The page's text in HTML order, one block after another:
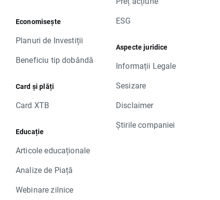
Economisește
Planuri de Investiții
Beneficiu tip dobândă
Card și plăți
Card XTB
Educație
Articole educaționale
Analize de Piață
Webinare zilnice
ESG
Aspecte juridice
Informații Legale
Sesizare
Disclaimer
Știrile companiei